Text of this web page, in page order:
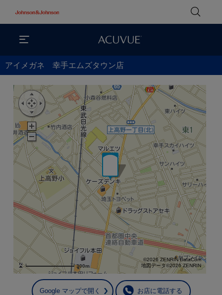
アイメガネ 幸手エムズタウン店
300m
©2026 ZENRIN DataCom
地図データ©2026 ZENRIN
Google マップで開く お店に電話する